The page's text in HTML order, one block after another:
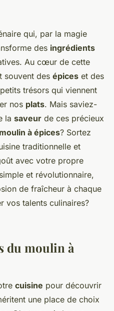
un moulin
saveurs
plats
lecture
qui, par la magie
des ingrédients
Au cœur de cette
souvent des épices et des
trésors qui viennent
nos plats. Mais saviez-
la saveur de ces précieux
moulin à épices? Sortez
traditionnelle et
avec votre propre
et révolutionnaire,
de fraîcheur à chaque
vos talents culinaires?
du moulin à
cuisine pour découvrir
une place de choix